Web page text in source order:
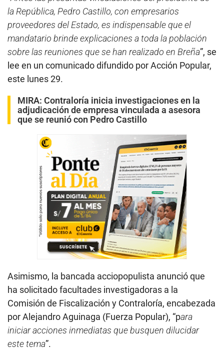
la República, Pedro Castillo, con empresarios
proveedores del Estado, es indispensable que el
mandatario brinde explicaciones a toda la población
sobre las reuniones que se han realizado en Breña”, se
lee en un comunicado difundido por Acción Popular,
este lunes 29.
MIRA: Contraloría inicia investigaciones en la
adjudicación de empresa vinculada a asesora
que se reunió con Pedro Castillo
Asimismo, la bancada acciopopulista anunció que
ha solicitado facultades investigadoras a la
Comisión de Fiscalización y Contraloría, encabezada
por Alejandro Aguinaga (Fuerza Popular), “para
iniciar acciones inmediatas que busquen dilucidar
este tema”.